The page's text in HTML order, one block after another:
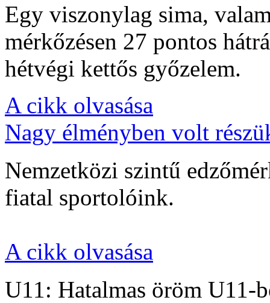
Egy viszonylag sima,
mérkőzésen 27 pontos
hétvégi kettős győzelem.
A cikk olvasása
Nagy élményben volt
Nemzetközi szintű
fiatal sportolóink.
A cikk olvasása
U11: Hatalmas öröm U11-